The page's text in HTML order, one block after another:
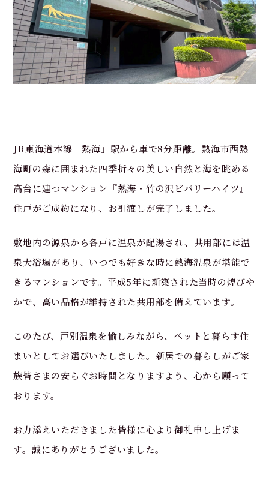
JR東海道本線「熱海 」駅から車で8分距離。熱海市西熱
海町の森に囲まれた四季折々の美しい自然と海を眺める
高台に建つマンション『熱海・竹の沢ビバリーハイツ』
住戸がご成約になり、お引渡しが完了しました。
敷地内の源泉から各戸に温泉が配湯され、共用部には温
泉大浴場があり、いつでも好きな時に熱海温泉が堪能で
きるマンションです。平成5年に新築された当時の煌びや
かで、高い品格が維持された共用部を備えています。
このたび、戸別温泉を愉しみながら、ペットと暮らす住
まいとしてお選びいたしました。新居での暮らしがご家
族皆さまの安らぐお時間となりますよう、心から願って
おります。
お力添えいただきました皆様に心より御礼申し上げま
す。誠にありがとうございました。